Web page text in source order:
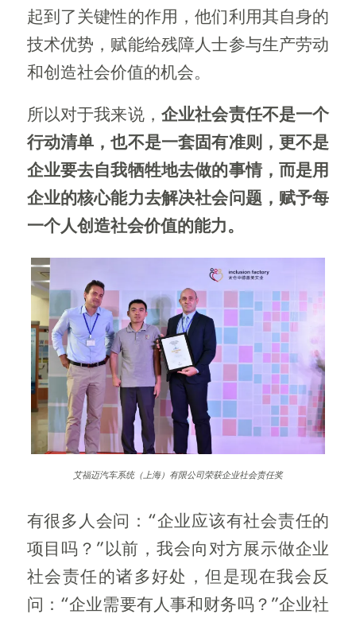
起到了关键性的作用，他们利用其自身的
技术优势，赋能给残障人士参与生产劳动
和创造社会价值的机会。
所以对于我来说， 企业社会责任不是一个
行动清单，也不是一套固有准则，更不是
企业要去自我牺牲地去做的事情，而是用
企业的核心能力去解决社会问题，赋予每
一个人创造社会价值的能力。
艾福迈汽车系统（上海）有限公司荣获企业社会责任奖
有很多人会问：“企业应该有社会责任的
项目吗？”以前，我会向对方展示做企业
社会责任的诸多好处，但是现在我会反
问：“企业需要有人事和财务吗？”企业社